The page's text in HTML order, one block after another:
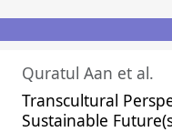
Quratul Aan et al.
Transcultural
Sustainable